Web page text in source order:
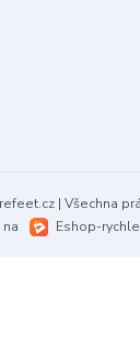
| Všechna
Eshop-